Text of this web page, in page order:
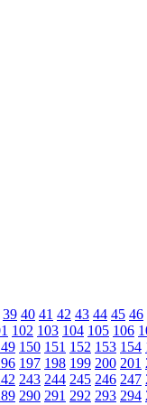
39 40 41 42 43 44 45 46
102 103 104 105 106
150 151 152 153 154
197 198 199 200 201
243 244 245 246 247
290 291 292 293 294